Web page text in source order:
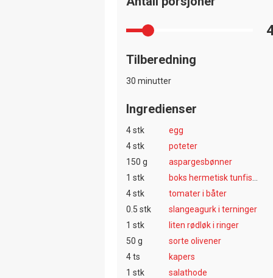
Tilberedning
30 minutter
Ingredienser
4 stk
egg
4 stk
poteter
150 g
aspargesbønner
1 stk
4 stk
tomater i båter
0.5 stk
slangeagurk i terninger
1 stk
liten rødløk i ringer
50 g
sorte olivener
4 ts
kapers
1 stk
salathode